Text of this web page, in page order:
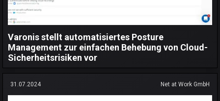
Varonis stellt automatisiertes Posture
Management zur einfachen Behebung von Cloud-
Sicherheitsrisiken vor
31.07.2024 Net at Work GmbH